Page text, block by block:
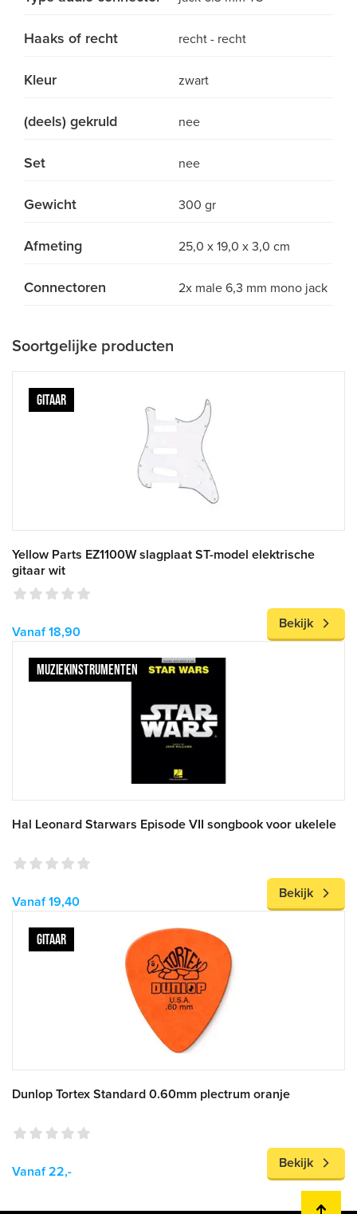
Haaks of recht recht - recht
Kleur zwart
(deels) gekruld nee
Set nee
Gewicht 300 gr
Afmeting 25,0 x 19,0 x 3,0 cm
Connectoren 2x male 6,3 mm mono jack
Soortgelijke producten
GITAAR
Yellow Parts EZ1100W slagplaat ST-model elektrische
gitaar wit
Vanaf 18,90
Bekijk
MUZIEKINSTRUMENTEN
Hal Leonard Starwars Episode VII songbook voor ukelele
Vanaf 19,40
Bekijk
GITAAR
Dunlop Tortex Standard 0.60mm plectrum oranje
Vanaf 22,-
Bekijk